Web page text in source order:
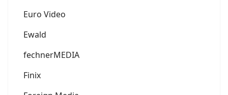
Euro Video
Ewald
fechnerMEDIA
Finix